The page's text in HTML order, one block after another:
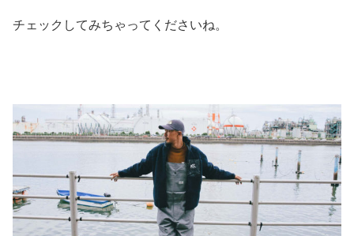
チェックしてみちゃってくださいね。